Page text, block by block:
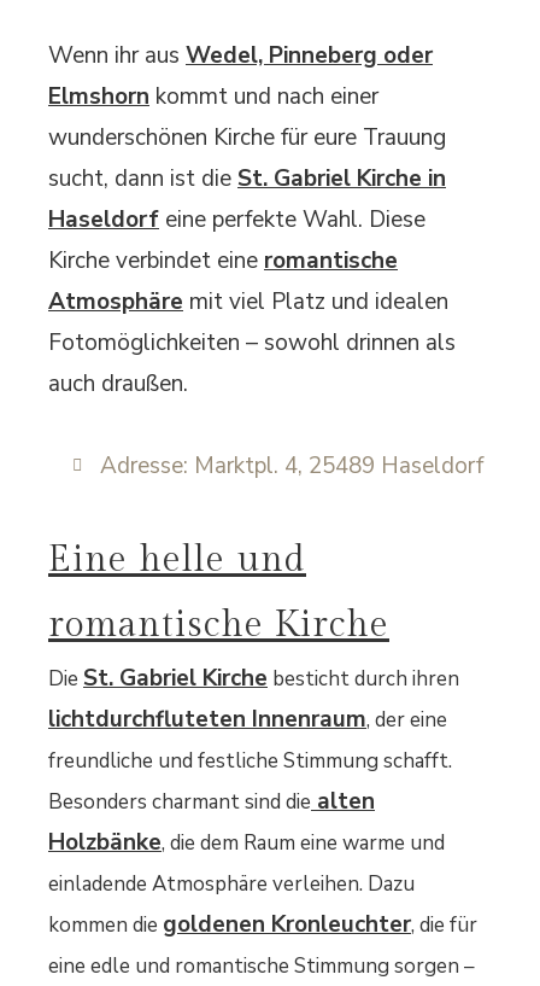
Wenn ihr aus Wedel, Pinneberg oder
Elmshorn kommt und nach einer
wunderschönen Kirche für eure Trauung
sucht, dann ist dieSt. Gabriel Kirche in
Haseldorf eine perfekte Wahl. Diese
Kirche verbindet eineromantische
Atmosphäre mit viel Platz und idealen
Fotomöglichkeiten – sowohl drinnen als
auch draußen.
Adresse: Marktpl. 4, 25489 Haseldorf
Eine helle und
romantische Kirche
Die St. Gabriel Kirche besticht durch ihren
lichtdurchfluteten Innenraum, der eine
freundliche und festliche Stimmung schafft.
Besonders charmant sind die alten
Holzbänke, die dem Raum eine warme und
einladende Atmosphäre verleihen. Dazu
kommen die goldenen Kronleuchter, die für
eine edle und romantische Stimmung sorgen –